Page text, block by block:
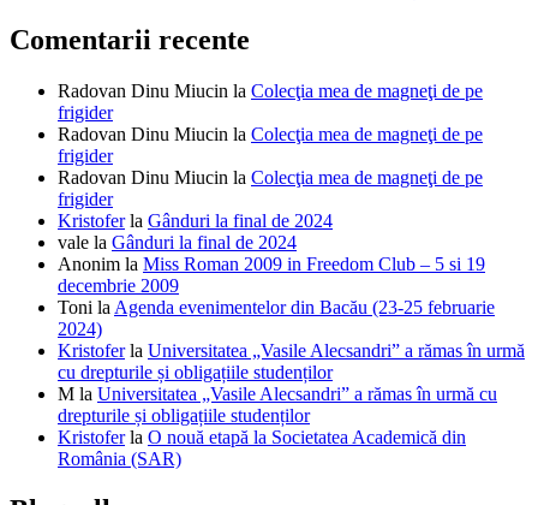
Comentarii recente
Radovan Dinu Miucin la Colecţia mea de magneţi de pe
frigider
Radovan Dinu Miucin la Colecţia mea de magneţi de pe
frigider
Radovan Dinu Miucin la Colecţia mea de magneţi de pe
frigider
Kristoferla Gânduri la final de 2024
vale la Gânduri la final de 2024
Anonim la Miss Roman 2009 in Freedom Club – 5 si 19
decembrie 2009
Toni la Agenda evenimentelor din Bacău (23-25 februarie
2024)
Kristoferla Universitatea „Vasile Alecsandri” a rămas în urmă
cu drepturile și obligațiile studenților
M la Universitatea „Vasile Alecsandri” a rămas în urmă cu
drepturile și obligațiile studenților
Kristoferla O nouă etapă la Societatea Academică din
România (SAR)